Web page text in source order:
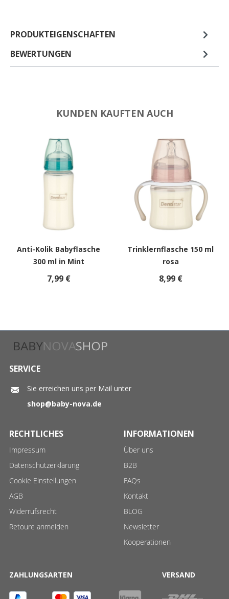
PRODUKTEIGENSCHAFTEN
BEWERTUNGEN
KUNDEN KAUFTEN AUCH
Anti-Kolik Babyflasche
300 ml in Mint
7,99 €
Trinklernflasche 150 ml
rosa
8,99 €
SERVICE
Sie erreichen uns per Mail unter
shop@baby-nova.de
RECHTLICHES
Impressum
Datenschutzerklärung
Cookie Einstellungen
AGB
Widerrufsrecht
Retoure anmelden
INFORMATIONEN
Über uns
B2B
FAQs
Kontakt
BLOG
Newsletter
Kooperationen
ZAHLUNGSARTEN VERSAND